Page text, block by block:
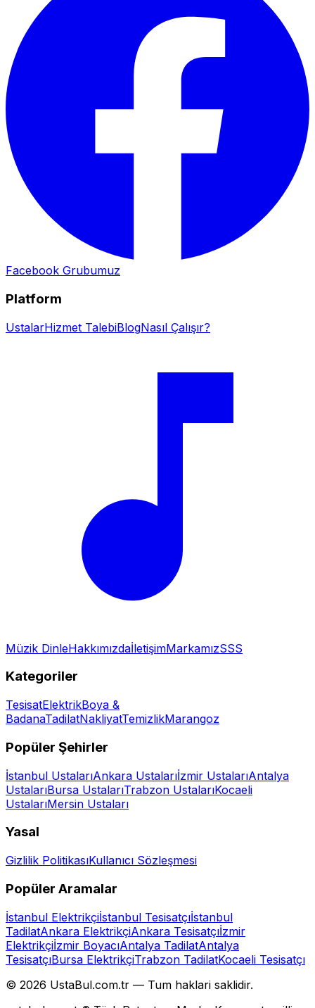
Facebook Grubumuz
Platform
UstalarHizmet TalebiBlogNasıl Çalışır?
Müzik DinleHakkımızdaİletişimMarkamızSSS
Kategoriler
TesisatElektrikBoya &
BadanaTadilatNakliyatTemizlikMarangoz
Popüler Şehirler
İstanbul UstalarıAnkara Ustalarıİzmir UstalarıAntalya
UstalarıBursa UstalarıTrabzon UstalarıKocaeli
UstalarıMersin Ustaları
Yasal
Gizlilik PolitikasıKullanıcı Sözleşmesi
Popüler Aramalar
İstanbul Elektrikçiİstanbul Tesisatçıİstanbul
TadilatAnkara ElektrikçiAnkara Tesisatçıİzmir
Elektrikçiİzmir BoyacıAntalya TadilatAntalya
TesisatçıBursa ElektrikçiTrabzon TadilatKocaeli Tesisatçı
© 2026 UstaBul.com.tr — Tum haklari saklidir.